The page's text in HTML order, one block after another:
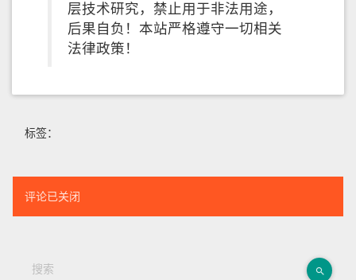
层技术研究，禁止用于非法用途，
后果自负！本站严格遵守一切相关
法律政策！
标签：
评论已关闭
搜索